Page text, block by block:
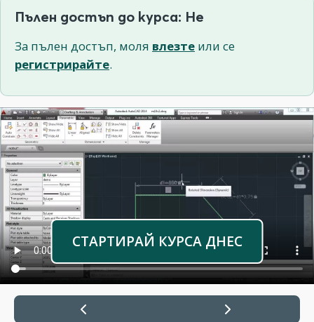
Пълен достъп до курса: Не
За пълен достъп, моля влезте или се
регистрирайте.
СТАРТИРАЙ КУРСА ДНЕС